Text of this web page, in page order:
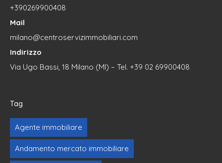
+390269900408
Mail
milano@centroservizimmobiliari.com
Indirizzo
Via Ugo Bassi, 18 Milano (MI) – Tel. +39 02 69900408
Tag
Agente immobiliare
Andamento mercato immobiliare